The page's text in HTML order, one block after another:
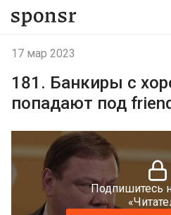
17 мар 2023
181. Банкиры с
попадают под
Подпишитесь